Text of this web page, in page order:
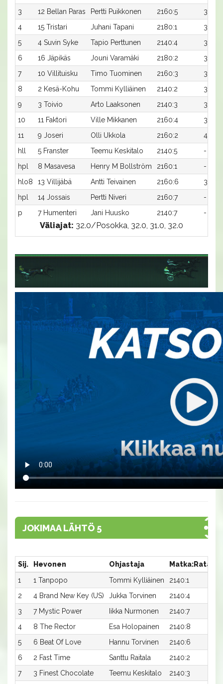
3 12 Bellan Paras Pertti Puikkonen 2160:5
31,5
4
15 Tristari Juhani Tapani 2180:1
31,1
5
4 Suvin Syke Tapio Perttunen 2140:4
32,9
6
16 Jäpikäs Jouni Varamäki 2180:2
31,2x
7
10 Villituisku Timo Tuominen 2160:3
32,3
8
2 Kesä-Kohu Tommi Kylliäinen 2140:2
34,7x
9
3 Toivio Arto Laaksonen 2140:3
35,5x
10
11 Faktori Ville Mikkanen 2160:4
35,3x
11
9 Joseri Olli Ukkola 2160:2
40,2x
hll
5 Franster Teemu Keskitalo 2140:5
-
hpl
8 Masavesa Henry M Bollström 2160:1
-
hlo8
13 Villijäbä Antti Teivainen 2160:6
32,8x
hpl
14 Jossais Pertti Niveri 2160:7
-
p
7 Humenteri Jani Huusko 2140:7 -
Väliajat: 32.0/Posokka, 32.0, 31.0, 32.0
JOKIMAA LÄHTÖ 5
Sij. Hevonen Ohjastaja Matka:Rata
1
1 Tanpopo Tommi Kylliäinen 2140:1
2
4 Brand New Key (US) Jukka Torvinen 2140:4
3
7 Mystic Power Iikka Nurmonen 2140:7
4
8 The Rector Esa Holopainen 2140:8
5
6 Beat Of Love Hannu Torvinen 2140:6
6
2 Fast Time Santtu Raitala 2140:2
7
3 Finest Chocolate Teemu Keskitalo 2140:3